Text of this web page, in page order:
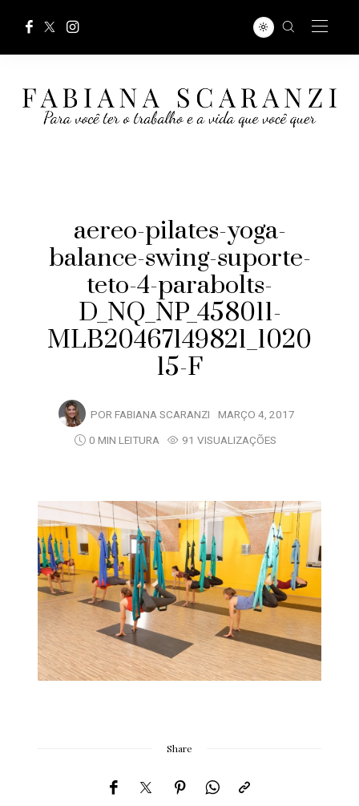
aereo-pilates-yoga-
balance-swing-suporte-
teto-4-parabolts-
D_NQ_NP_458011-
MLB20467149821_1020
15-F
POR FABIANA SCARANZI MARÇO 4, 2017
0 MIN LEITURA
91 VISUALIZAÇÕES
Share